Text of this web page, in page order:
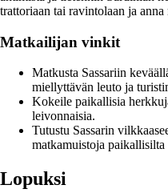
trattoriaan tai ravintolaan ja
Matkailijan vinkit
Matkusta Sassariin
miellyttävän leuto ja
Kokeile paikallisia
leivonnaisia.
Tutustu Sassarin
matkamuistoja paikallisilta
Lopuksi